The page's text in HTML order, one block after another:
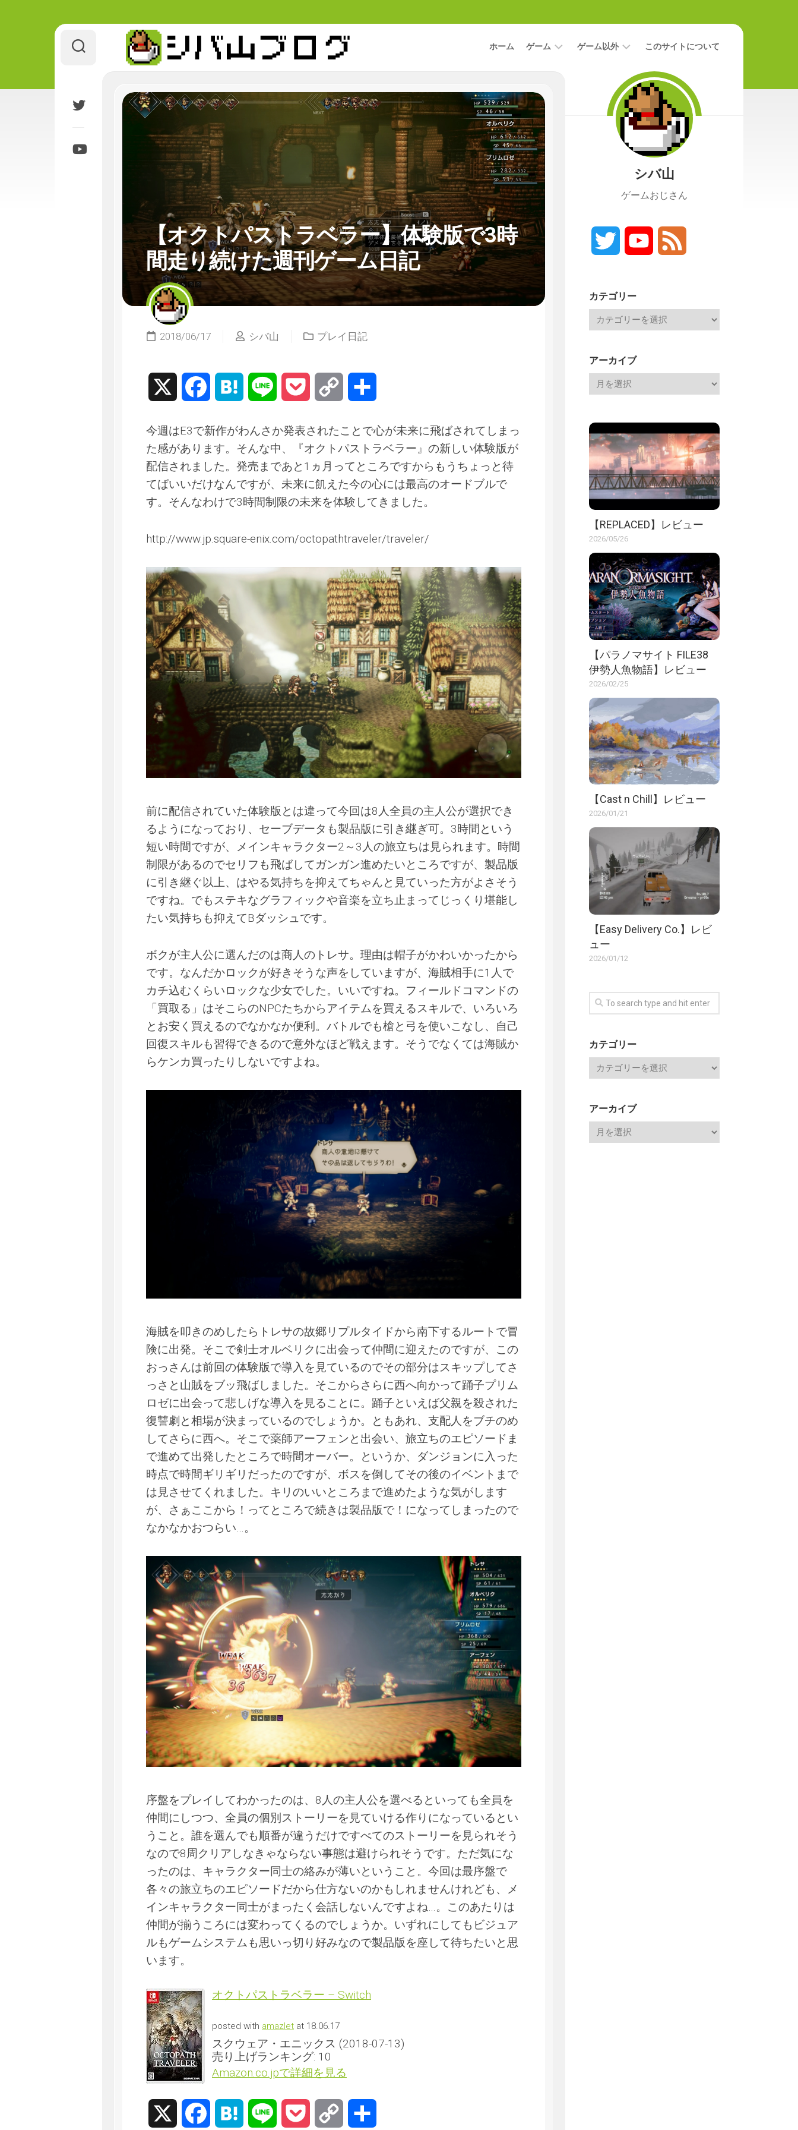
ホーム ゲーム
ビ
ュ
ー
攻
略
ニ
ュ
ー
ス
プ
レ
イ
日
ゲーム以外 このサイトについて
【オクトパストラベラー】体験版で3時
間走り続けた週刊ゲーム日記
2018/06/17 シバ山 プレイ日記
FacebookHatena Line Pocket Copy
今週はE3で新作がわんさか発表されたことで心が未来に飛ばされてしまっ
た感があります。そんな中、『オクトパストラベラー』の新しい体験版が
配信されました。発売まであと1ヵ月ってところですからもうちょっと待
てばいいだけなんですが、未来に飢えた今の心には最高のオードブルで
す。そんなわけで3時間制限の未来を体験してきました。
http://www.jp.square-enix.com/octopathtraveler/traveler/
前に配信されていた体験版とは違って今回は8人全員の主人公が選択でき
るようになっており、セーブデータも製品版に引き継ぎ可。3時間という
短い時間ですが、メインキャラクター2～3人の旅立ちは見られます。時間
制限があるのでセリフも飛ばしてガンガン進めたいところですが、製品版
に引き継ぐ以上、はやる気持ちを抑えてちゃんと見ていった方がよさそう
ですね。でもステキなグラフィックや音楽を立ち止まってじっくり堪能し
たい気持ちも抑えてBダッシュです。
ボクが主人公に選んだのは商人のトレサ。理由は帽子がかわいかったから
です。なんだかロックが好きそうな声をしていますが、海賊相手に1人で
カチ込むくらいロックな少女でした。いいですね。フィールドコマンドの
「買取る」はそこらのNPCたちからアイテムを買えるスキルで、いろいろ
とお安く買えるのでなかなか便利。バトルでも槍と弓を使いこなし、自己
回復スキルも習得できるので意外なほど戦えます。そうでなくては海賊か
らケンカ買ったりしないですよね。
海賊を叩きのめしたらトレサの故郷リプルタイドから南下するルートで冒
険に出発。そこで剣士オルベリクに出会って仲間に迎えたのですが、この
おっさんは前回の体験版で導入を見ているのでその部分はスキップしてさ
っさと山賊をブッ飛ばしました。そこからさらに西へ向かって踊子プリム
ロゼに出会って悲しげな導入を見ることに。踊子といえば父親を殺された
復讐劇と相場が決まっているのでしょうか。ともあれ、支配人をブチのめ
してさらに西へ。そこで薬師アーフェンと出会い、旅立ちのエピソードま
で進めて出発したところで時間オーバー。というか、ダンジョンに入った
時点で時間ギリギリだったのですが、ボスを倒してその後のイベントまで
は見させてくれました。キリのいいところまで進めたような気がします
が、さぁここから！ってところで続きは製品版で！になってしまったので
なかなかおつらい…。
序盤をプレイしてわかったのは、8人の主人公を選べるといっても全員を
仲間にしつつ、全員の個別ストーリーを見ていける作りになっているとい
うこと。誰を選んでも順番が違うだけですべてのストーリーを見られそう
なので8周クリアしなきゃならない事態は避けられそうです。ただ気にな
ったのは、キャラクター同士の絡みが薄いということ。今回は最序盤で
各々の旅立ちのエピソードだから仕方ないのかもしれませんけれども、メ
インキャラクター同士がまったく会話しないんですよね…。このあたりは
仲間が揃うころには変わってくるのでしょうか。いずれにしてもビジュア
ルもゲームシステムも思いっ切り好みなので製品版を座して待ちたいと思
います。
オクトパストラベラー – Switch
posted with amazlet at 18.06.17
スクウェア・エニックス (2018-07-13)
売り上げランキング: 10
Amazon.co.jpで詳細を見る
FacebookHatena Line Pocket Copy
シバ山
ゲームおじさん
Twitter YouTube
カテゴリー
アーカイブ
【REPLACED】レビュー
2026/05/26
【パラノマサイト FILE38
伊勢人魚物語】レビュー
2026/02/25
【Cast n Chill】レビュー
2026/01/21
【Easy Delivery Co.】レビ
ュー
2026/01/12
カテゴリー
アーカイブ